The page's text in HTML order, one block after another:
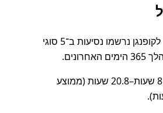
במסלול מהואה הין לקופנגן נרשמו נסיעות ב־5 סוגי
טווחי משך כוללים: 8 שעות–20.8 שעות (ממוצע